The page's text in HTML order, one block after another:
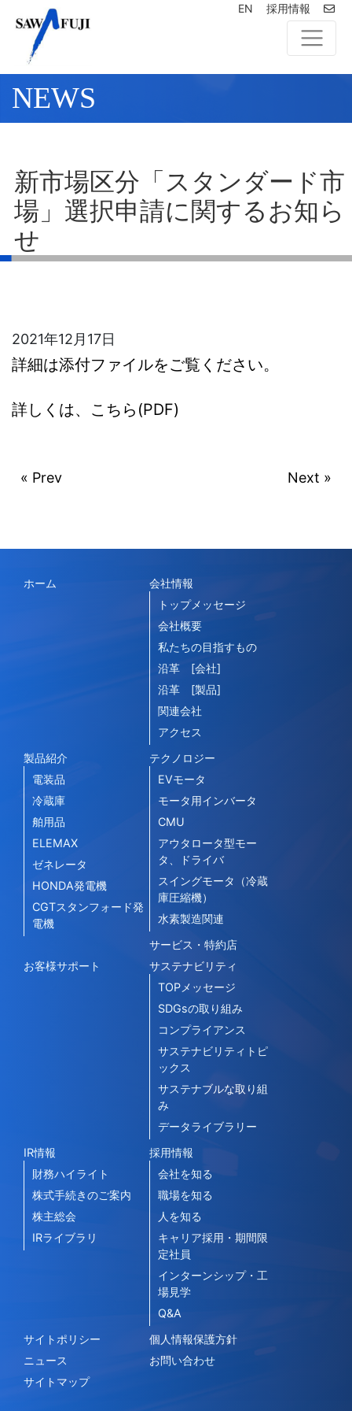
EN 採用情報
NEWS
新市場区分「スタンダード市
場」選択申請に関するお知ら
せ
2021年12月17日
詳細は添付ファイルをご覧ください。
詳しくは、こちら(PDF)
« Prev Next »
ホーム
会社情報
トップメッセージ
会社概要
私たちの目指すもの
沿革 [会社]
沿革 [製品]
関連会社
アクセス
製品紹介
電装品
冷蔵庫
舶用品
ELEMAX
ゼネレータ
HONDA発電機
CGTスタンフォード発
電機
テクノロジー
EVモータ
モータ用インバータ
CMU
アウタロータ型モー
タ、ドライバ
スイングモータ（冷蔵
庫圧縮機）
水素製造関連
サービス・特約店
お客様サポート
サステナビリティ
TOPメッセージ
SDGsの取り組み
コンプライアンス
サステナビリティトピ
ックス
サステナブルな取り組
み
データライブラリー
IR情報
財務ハイライト
株式手続きのご案内
株主総会
IRライブラリ
採用情報
会社を知る
職場を知る
人を知る
キャリア採用・期間限
定社員
インターンシップ・工
場見学
Q&A
サイトポリシー
個人情報保護方針
ニュース
お問い合わせ
サイトマップ